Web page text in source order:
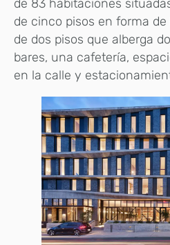
de 83 habitaciones
de cinco pisos en forma
de dos pisos que alberga
bares, una cafetería,
en la calle y